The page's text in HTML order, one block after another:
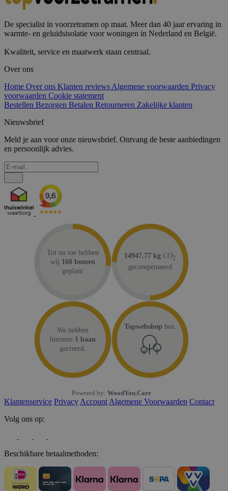
De specialist in voorzetramen op maat. Meer dan 40 jaar ervaring in
warmte- en geluidsisolatie voor woningen in Nederland en België.
Kwaliteit, service en maatwerk staan centraal.
Over ons
Home Over ons Klanten reviews Algemene voorwaarden Privacy
voorwaarden Cookie statement
Bestellen Bezorgen Betalen Retourneren Zakelijke klanten
Nieuwsbrief
Meld je aan voor onze nieuwsbrief. Ontvang de beste aanbiedingen
en persoonlijk advies.
Tot nu toe hebben
wij 160 bomen
geplant
14947.77 kg CO2
gecompenseerd
We hebben
hiermee 1 baan
gecreerd.
Topwebshop bos.
Powered by: WoodYou.Care
Klantenservice Privacy Account Algemene Voorwaarden Contact
Volg ons op:
Beschikbare betaalmethoden: